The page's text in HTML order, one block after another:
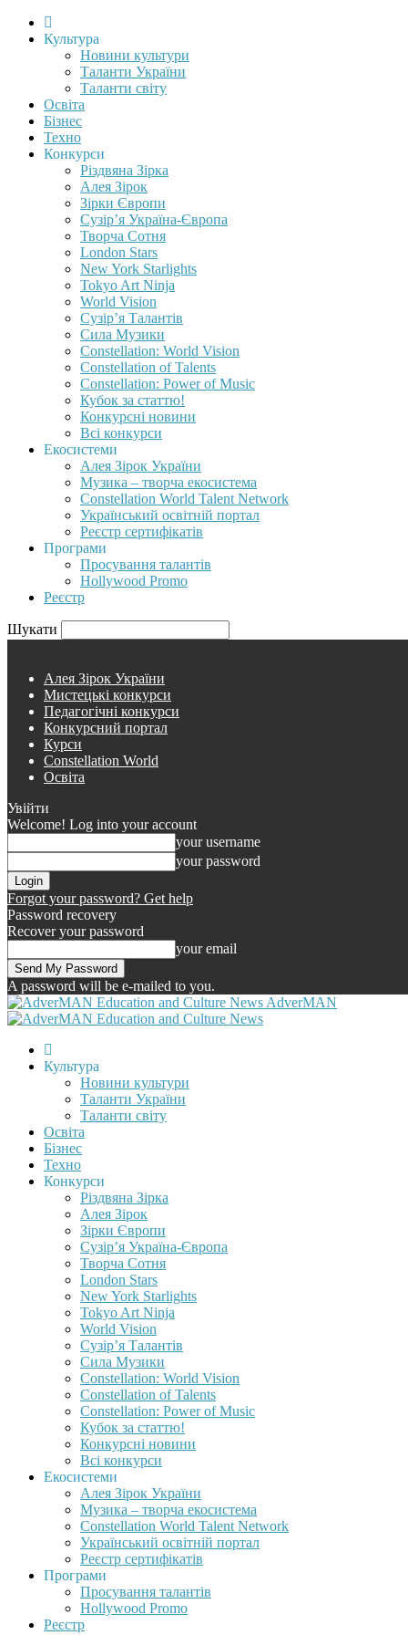
Культура
Новини культури
Таланти України
Таланти світу
Освіта
Бізнес
Техно
Конкурси
Різдвяна Зірка
Алея Зірок
Зірки Європи
Сузір’я Україна-Європа
Творча Сотня
London Stars
New York Starlights
Tokyo Art Ninja
World Vision
Сузір’я Талантів
Сила Музики
Constellation: World Vision
Constellation of Talents
Constellation: Power of Music
Кубок за статтю!
Конкурсні новини
Всі конкурси
Екосистеми
Алея Зірок України
Музика – творча екосистема
Constellation World Talent Network
Український освітній портал
Реєстр сертифікатів
Програми
Просування талантів
Hollywood Promo
Реєстр
Шукати
Алея Зірок України
Мистецькі конкурси
Педагогічні конкурси
Конкурсний портал
Курси
Constellation World
Освіта
Увійти
Welcome! Log into your account
your username
your password
Forgot your password? Get help
Password recovery
Recover your password
your email
A password will be e-mailed to you.
AdverMAN
Культура
Новини культури
Таланти України
Таланти світу
Освіта
Бізнес
Техно
Конкурси
Різдвяна Зірка
Алея Зірок
Зірки Європи
Сузір’я Україна-Європа
Творча Сотня
London Stars
New York Starlights
Tokyo Art Ninja
World Vision
Сузір’я Талантів
Сила Музики
Constellation: World Vision
Constellation of Talents
Constellation: Power of Music
Кубок за статтю!
Конкурсні новини
Всі конкурси
Екосистеми
Алея Зірок України
Музика – творча екосистема
Constellation World Talent Network
Український освітній портал
Реєстр сертифікатів
Програми
Просування талантів
Hollywood Promo
Реєстр